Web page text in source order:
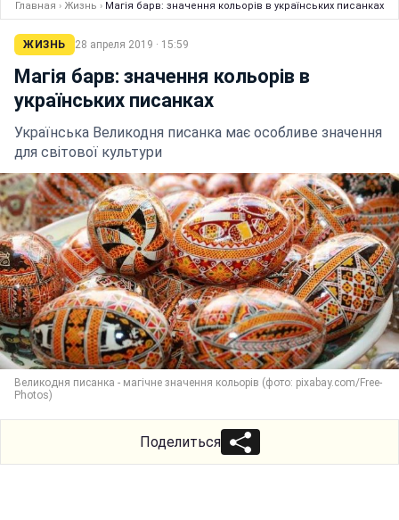
Главная › Жизнь › Магія барв: значення кольорів в українських писанках
ЖИЗНЬ 28 апреля 2019 · 15:59
Магія барв: значення кольорів в
українських писанках
Українська Великодня писанка має особливе значення
для світової культури
Великодня писанка - магічне значення кольорів (фото: pixabay.com/Free-
Photos)
Поделиться